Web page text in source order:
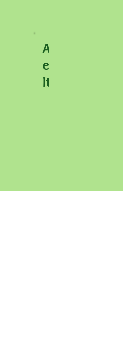
es op zijn
Italiaans